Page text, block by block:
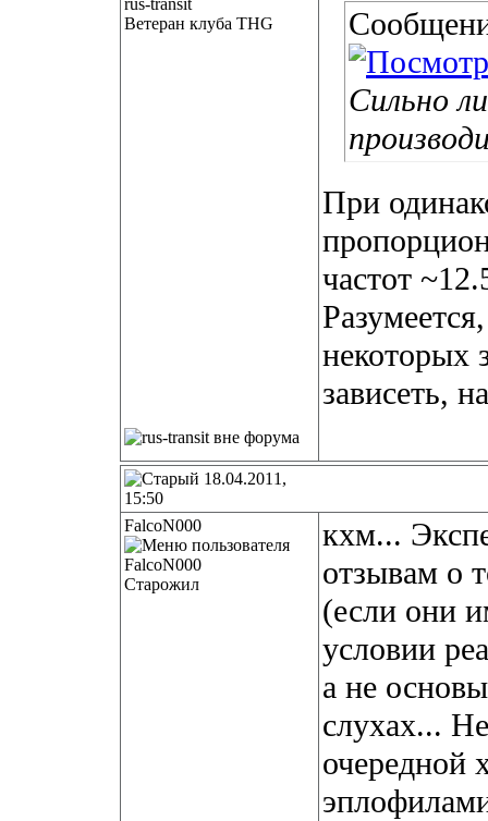
Ветеран клуба THG
Сильно
При
частот
некоторых
зависеть,
18.04.2011,
15:50
FalcoN000
Старожил
кхм...
отзывам о
(если они
условии
а не
слухах...
очередной